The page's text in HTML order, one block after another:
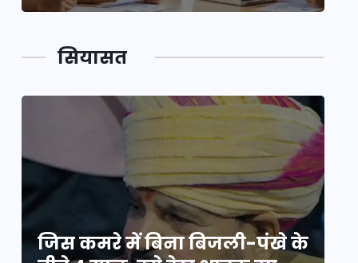
सियासत
जिस कमरे में बिना बिजली-पंखे के